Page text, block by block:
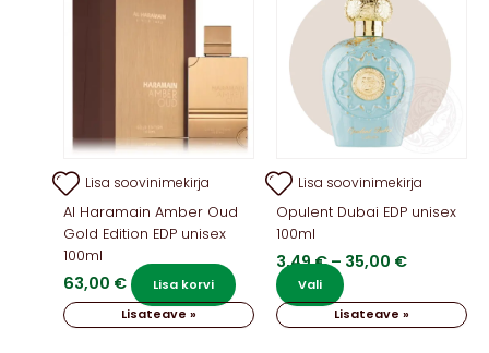
teha
tootelehel.
Lisa soovinimekirja
Al Haramain Amber Oud
Gold Edition EDP unisex
100ml
63,00 €
Lisa korvi
Lisateave »
Lisa soovinimekirja
Opulent Dubai EDP unisex
100ml
3,49€– 35,00 €
kuni
35,00 €
Vali
Sellel
tootel
on
Lisateave »